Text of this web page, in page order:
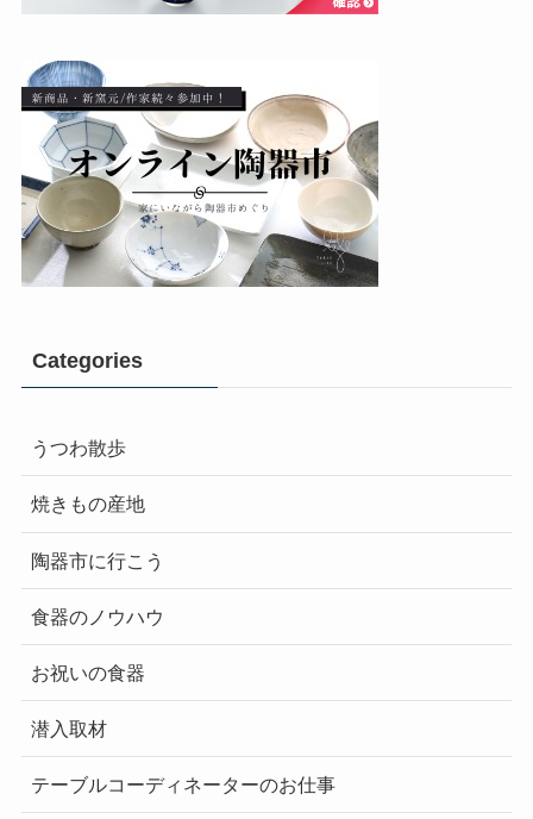
Categories
うつわ散歩
焼きもの産地
陶器市に行こう
食器のノウハウ
お祝いの食器
潜入取材
テーブルコーディネーターのお仕事